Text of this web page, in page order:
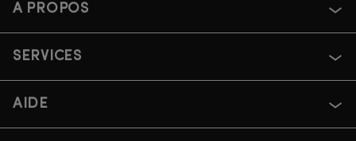
A PROPOS
SERVICES
AIDE